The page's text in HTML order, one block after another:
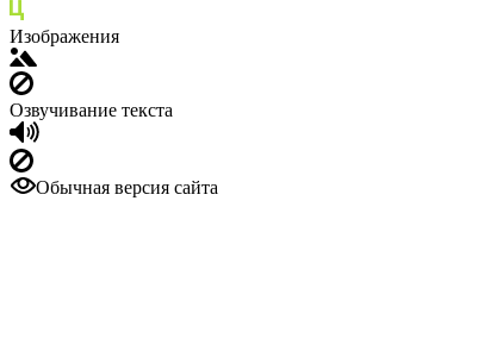
Изображения
Озвучивание текста
Обычная версия сайта